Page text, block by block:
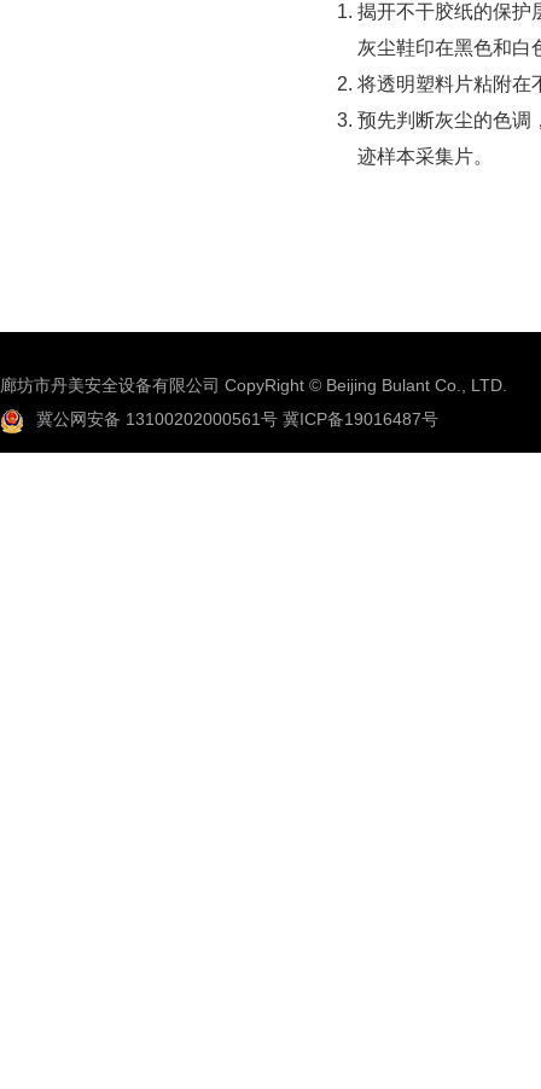
揭开不干胶纸的保护
灰尘鞋印在黑色和白
将透明塑料片粘附在
预先判断灰尘的色调
迹样本采集片。
廊坊市丹美安全设备有限公司 CopyRight © Beijing Bulant Co., LTD.
冀公网安备 13100202000561号 冀ICP备19016487号